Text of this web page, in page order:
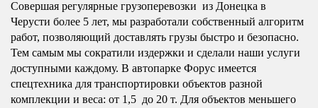
Совершая регулярные грузоперевозки из Донецка в
Черусти более 5 лет, мы разработали собственный алгоритм
работ, позволяющий доставлять грузы быстро и безопасно.
Тем самым мы сократили издержки и сделали наши услуги
доступными каждому. В автопарке Форус имеется
спецтехника для транспортировки объектов разной
комплекции и веса: от 1,5 до 20 т. Для объектов меньшего